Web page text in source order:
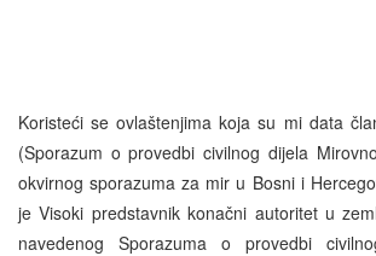
Koristeći se ovlaštenjima koja su mi data
(Sporazum o provedbi civilnog dijela
okvirnog sporazuma za mir u Bosni i
je Visoki predstavnik konačni autoritet u
navedenog Sporazuma o provedbi